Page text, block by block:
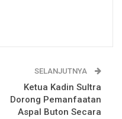
SELANJUTNYA
Ketua Kadin Sultra
Dorong Pemanfaatan
Aspal Buton Secara